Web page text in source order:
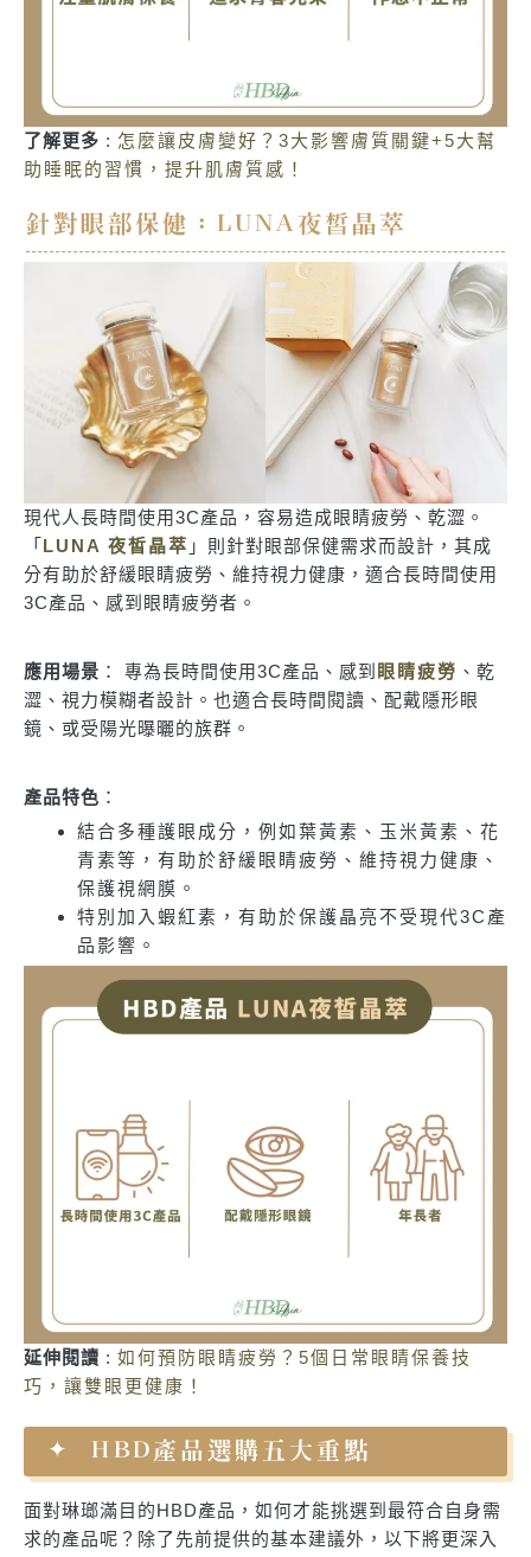
了解更多 : 怎麼讓皮膚變好？3大影響膚質關鍵+5大幫
助睡眠的習慣，提升肌膚質感！
針對眼部保健：LUNA夜皙晶萃
現代人長時間使用3C產品，容易造成眼睛疲勞、乾澀。
「 LUNA 夜皙晶萃 」則針對眼部保健需求而設計，其成
分有助於舒緩眼睛疲勞、維持視力健康，適合長時間使用
3C產品、感到眼睛疲勞者。
應用場景 ： 專為長時間使用3C產品、感到 眼睛疲勞 、乾
澀、視力模糊者設計。也適合長時間閱讀、配戴隱形眼
鏡、或受陽光曝曬的族群。
產品特色 ：
結合多種護眼成分，例如葉黃素、玉米黃素、花
青素等，有助於舒緩眼睛疲勞、維持視力健康、
保護視網膜。
特別加入蝦紅素，有助於保護晶亮不受現代3C產
品影響。
延伸閱讀 : 如何預防眼睛疲勞？5個日常眼睛保養技
巧，讓雙眼更健康！
HBD產品選購五大重點
面對琳瑯滿目的HBD產品，如何才能挑選到最符合自身需
求的產品呢？除了先前提供的基本建議外，以下將更深入